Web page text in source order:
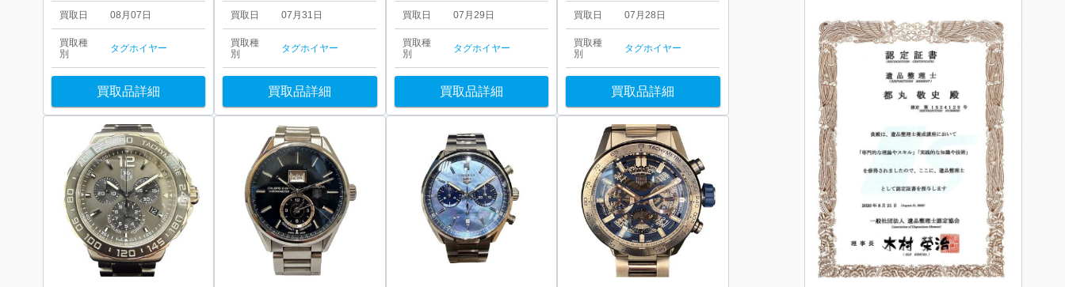
買取日 08月07日
買取種
別
タグホイヤー
買取品詳細
買取日 07月31日
買取種
別
タグホイヤー
買取品詳細
買取日 07月29日
買取種
別
タグホイヤー
買取品詳細
買取日 07月28日
買取種
別
タグホイヤー
買取品詳細